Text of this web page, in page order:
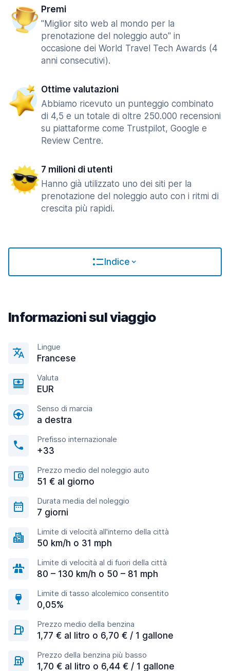
Premi
"Miglior sito web al mondo per la
prenotazione del noleggio auto" in
occasione dei World Travel Tech Awards (4
anni consecutivi).
Ottime valutazioni
Abbiamo ricevuto un punteggio combinato
di 4,5 e un totale di oltre 250.000 recensioni
su piattaforme come Trustpilot, Google e
Review Centre.
7 milioni di utenti
Hanno già utilizzato uno dei siti per la
prenotazione del noleggio auto con i ritmi di
crescita più rapidi.
Indice
Informazioni sul viaggio
Lingue
Francese
Valuta
EUR
Senso di marcia
a destra
Prefisso internazionale
+33
Prezzo medio del noleggio auto
51 € al giorno
Durata media del noleggio
7 giorni
Limite di velocità all'interno della città
50 km/h o 31 mph
Limite di velocità al di fuori della città
80 – 130 km/h o 50 – 81 mph
Limite di tasso alcolemico consentito
0,05%
Prezzo medio della benzina
1,77 € al litro o 6,70 € / 1 gallone
Prezzo della benzina più basso
1,70 € al litro o 6,44 € / 1 gallone